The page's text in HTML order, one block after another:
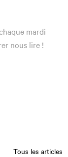
mardi
nous lire !
Tous les articles